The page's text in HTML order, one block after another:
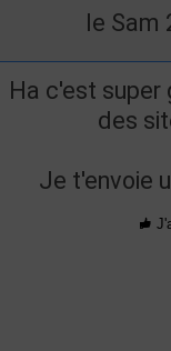
le Sam
Ha c'est super
des
Je t'envoie